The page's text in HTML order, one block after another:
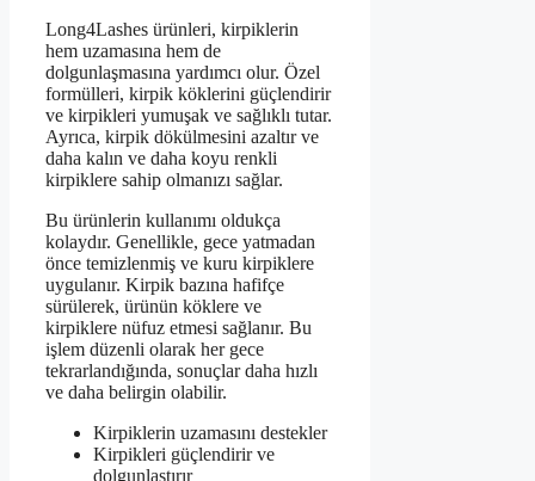
Long4Lashes ürünleri, kirpiklerin
hem uzamasına hem de
dolgunlaşmasına yardımcı olur. Özel
formülleri, kirpik köklerini güçlendirir
ve kirpikleri yumuşak ve sağlıklı tutar.
Ayrıca, kirpik dökülmesini azaltır ve
daha kalın ve daha koyu renkli
kirpiklere sahip olmanızı sağlar.
Bu ürünlerin kullanımı oldukça
kolaydır. Genellikle, gece yatmadan
önce temizlenmiş ve kuru kirpiklere
uygulanır. Kirpik bazına hafifçe
sürülerek, ürünün köklere ve
kirpiklere nüfuz etmesi sağlanır. Bu
işlem düzenli olarak her gece
tekrarlandığında, sonuçlar daha hızlı
ve daha belirgin olabilir.
Kirpiklerin uzamasını destekler
Kirpikleri güçlendirir ve
dolgunlaştırır